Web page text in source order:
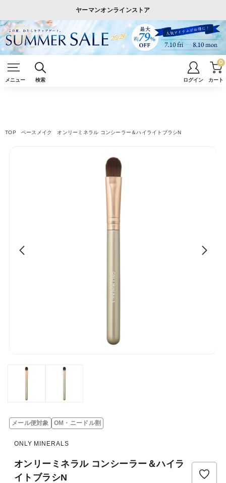
ヤーマンオンラインストア
メニュー 検索 ログイン カート
0
TOP ベースメイク オンリーミネラル コンシーラー＆ハイライトブラシN
メール便対象 OM・ニードル割
ONLY MINERALS
オンリーミネラル コンシーラー＆ハイラ
イトブラシN